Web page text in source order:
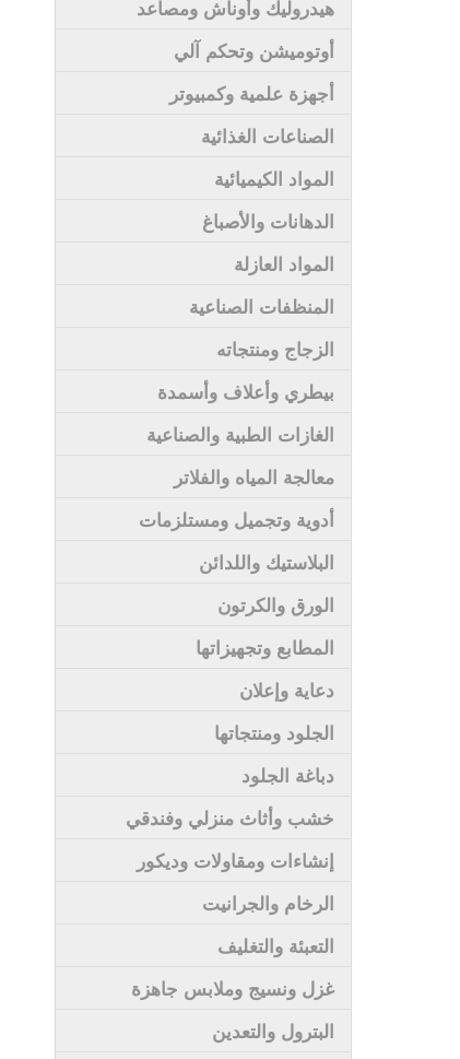
هيدروليك وأوناش ومصاعد
أوتوميشن وتحكم آلي
أجهزة علمية وكمبيوتر
الصناعات الغذائية
المواد الكيميائية
الدهانات والأصباغ
المواد العازلة
المنظفات الصناعية
الزجاج ومنتجاته
بيطري وأعلاف وأسمدة
الغازات الطبية والصناعية
معالجة المياه والفلاتر
أدوية وتجميل ومستلزمات
البلاستيك واللدائن
الورق والكرتون
المطابع وتجهيزاتها
دعاية وإعلان
الجلود ومنتجاتها
دباغة الجلود
خشب وأثاث منزلي وفندقي
إنشاءات ومقاولات وديكور
الرخام والجرانيت
التعبئة والتغليف
غزل ونسيج وملابس جاهزة
البترول والتعدين